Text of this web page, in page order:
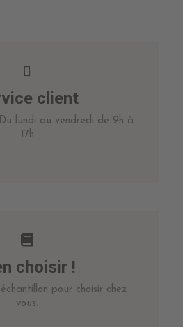
client
lundi au vendredi de 9h à
17h
choisir !
pour choisir chez
vous.